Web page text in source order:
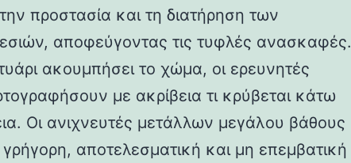
προστασία και τη διατήρηση των
αποφεύγοντας τις τυφλές ανασκαφές.
ακουμπήσει το χώμα, οι ερευνητές
με ακρίβεια τι κρύβεται κάτω
Οι ανιχνευτές μετάλλων μεγάλου βάθους
αποτελεσματική και μη επεμβατική